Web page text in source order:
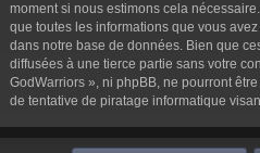
moment si nous estimons cela
que toutes les informations que vous
dans notre base de données. Bien que
diffusées à une tierce partie sans votre
GodWarriors », ni phpBB, ne pourront
de tentative de piratage informatique